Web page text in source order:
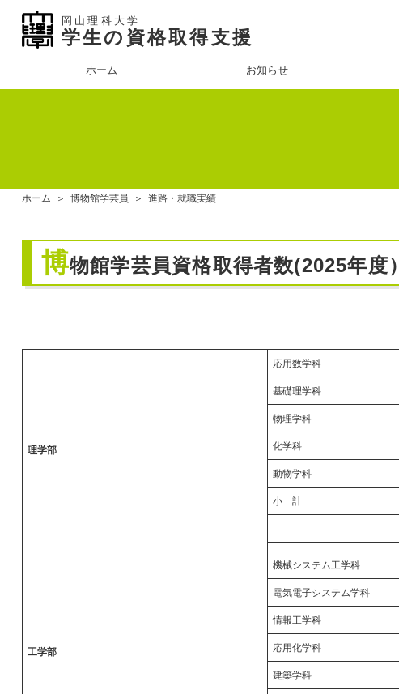
岡山理科大学
学生の資格取得支援
ホーム お知らせ
ホーム ＞ 博物館学芸員 ＞ 進路・就職実績
博物館学芸員資格取得者数(2025年度）
理学部
応用数学科
基礎理学科
物理学科
化学科
動物学科
小 計
工学部
機械システム工学科
電気電子システム学科
情報工学科
応用化学科
建築学科